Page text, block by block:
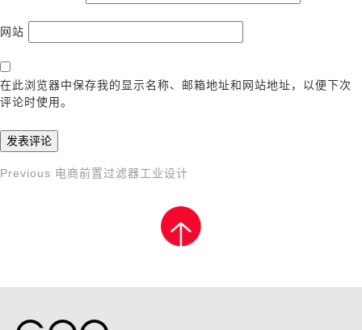
网站
在此浏览器中保存我的显示名称、邮箱地址和网站地址，以便下次
评论时使用。
文
Previous
Previous 电商前置过滤器工业设计